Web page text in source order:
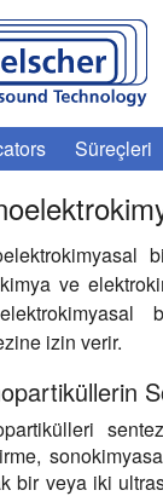
Süreçleri
ve
izin verir.
bir veya iki